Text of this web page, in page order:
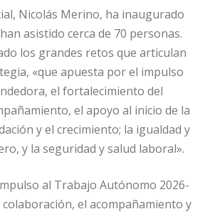
Nicolás Merino, ha inaugurado
asistido cerca de 70 personas.
los grandes retos que articulan
«que apuesta por el impulso
el fortalecimiento del
el apoyo al inicio de la
y el crecimiento; la igualdad y
y la seguridad y salud laboral».
al Trabajo Autónomo 2026-
colaboración, el acompañamiento y